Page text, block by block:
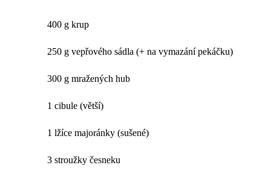
400 g krup
250 g vepřového sádla (+ na vymazání pekáčku)
300 g mražených hub
1 cibule (větší)
1 lžíce majoránky (sušené)
3 stroužky česneku